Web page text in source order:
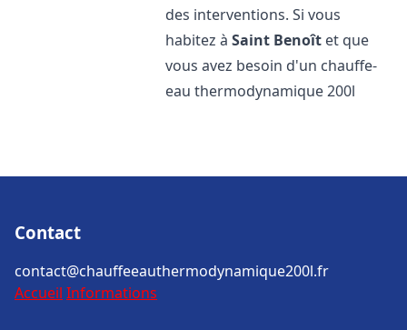
des interventions. Si vous
habitez àSaint Benoît et que
vous avez besoin d'un chauffe-
eau thermodynamique 200l
Contact
contact@chauffeeauthermodynamique200l.fr
Accueil Informations